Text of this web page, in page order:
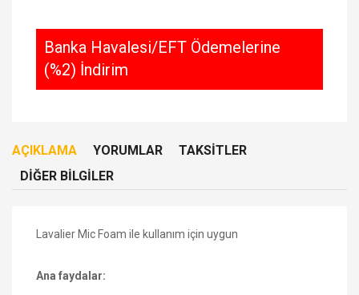
Banka Havalesi/EFT Ödemelerine
(%2) İndirim
AÇIKLAMA YORUMLAR
TAKSITLER
DIĞER BILGILER
Lavalier Mic Foam ile kullanım için uygun
Ana faydalar: